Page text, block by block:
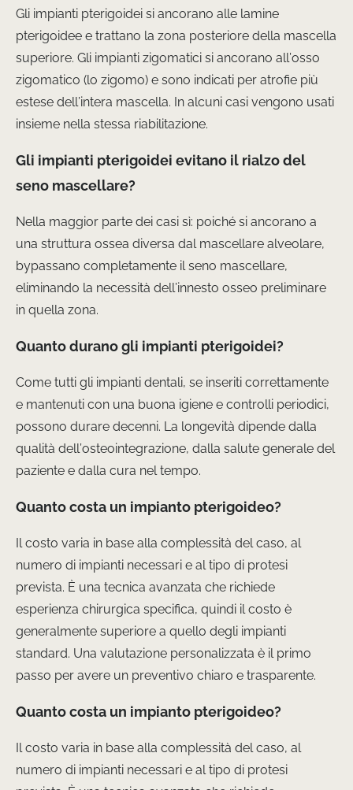
Gli impianti pterigoidei si ancorano alle lamine
pterigoidee e trattano la zona posteriore della mascella
superiore. Gli impianti zigomatici si ancorano all’osso
zigomatico (lo zigomo) e sono indicati per atrofie più
estese dell’intera mascella. In alcuni casi vengono usati
insieme nella stessa riabilitazione.
Gli impianti pterigoidei evitano il rialzo del
seno mascellare?
Nella maggior parte dei casi sì: poiché si ancorano a
una struttura ossea diversa dal mascellare alveolare,
bypassano completamente il seno mascellare,
eliminando la necessità dell’innesto osseo preliminare
in quella zona.
Quanto durano gli impianti pterigoidei?
Come tutti gli impianti dentali, se inseriti correttamente
e mantenuti con una buona igiene e controlli periodici,
possono durare decenni. La longevità dipende dalla
qualità dell’osteointegrazione, dalla salute generale del
paziente e dalla cura nel tempo.
Quanto costa un impianto pterigoideo?
Il costo varia in base alla complessità del caso, al
numero di impianti necessari e al tipo di protesi
prevista. È una tecnica avanzata che richiede
esperienza chirurgica specifica, quindi il costo è
generalmente superiore a quello degli impianti
standard. Una valutazione personalizzata è il primo
passo per avere un preventivo chiaro e trasparente.
Quanto costa un impianto pterigoideo?
Il costo varia in base alla complessità del caso, al
numero di impianti necessari e al tipo di protesi